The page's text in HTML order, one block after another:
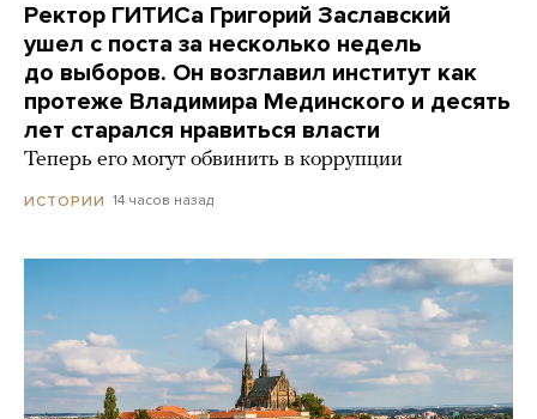
Ректор ГИТИСа Григорий Заславский
ушел с поста за несколько недель
до выборов. Он возглавил институт как
протеже Владимира Мединского и десять
лет старался нравиться власти
Теперь его могут обвинить в коррупции
ИСТОРИИ 14 часов назад